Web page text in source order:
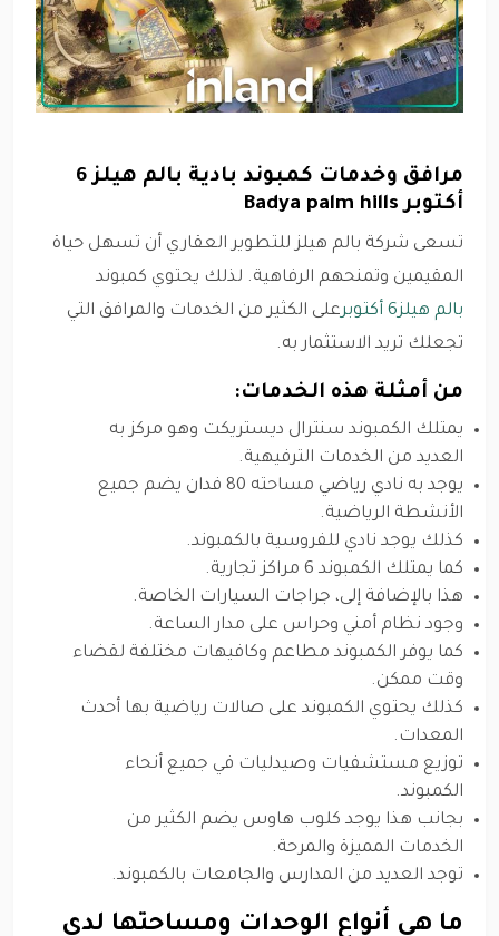
مرافق وخدمات كمبوند بادية بالم هيلز 6
أكتوبر Badya palm hills
تسعى شركة بالم هيلز للتطوير العقاري أن تسهل حياة
المقيمين وتمنحهم الرفاهية. لذلك يحتوي كمبوند
بالم هيلز6 أكتوبر
على الكثير من الخدمات والمرافق التي
تجعلك تريد الاستثمار به.
من أمثلة هذه الخدمات:
يمتلك الكمبوند سنترال ديستريكت وهو مركز به
العديد من الخدمات الترفيهية.
يوجد به نادي رياضي مساحته 80 فدان يضم جميع
الأنشطة الرياضية.
كذلك يوجد نادي للفروسية بالكمبوند.
كما يمتلك الكمبوند 6 مراكز تجارية.
هذا بالإضافة إلى، جراجات السيارات الخاصة.
وجود نظام أمني وحراس على مدار الساعة.
كما يوفر الكمبوند مطاعم وكافيهات مختلفة لقضاء
وقت ممكن.
كذلك يحتوي الكمبوند على صالات رياضية بها أحدث
المعدات.
توزيع مستشفيات وصيدليات في جميع أنحاء
الكمبوند.
بجانب هذا يوجد كلوب هاوس يضم الكثير من
الخدمات المميزة والمرحة.
توجد العديد من المدارس والجامعات بالكمبوند.
ما هي أنواع الوحدات ومساحتها لدى